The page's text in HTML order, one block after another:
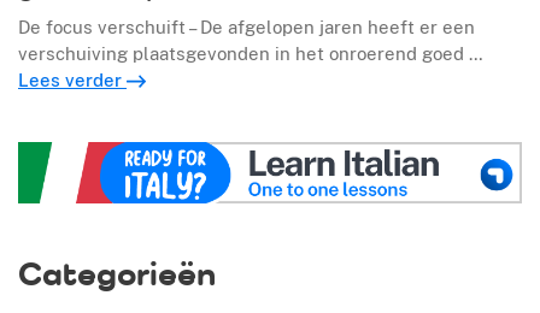
De focus verschuift – De afgelopen jaren heeft er een
verschuiving plaatsgevonden in het onroerend goed …
Lees verder
Categorieën